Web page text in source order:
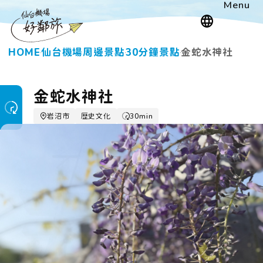
Menu
HOME仙台機場周邊景點30分鐘景點金蛇水神社
金蛇水神社
岩沼市 歴史文化 30min